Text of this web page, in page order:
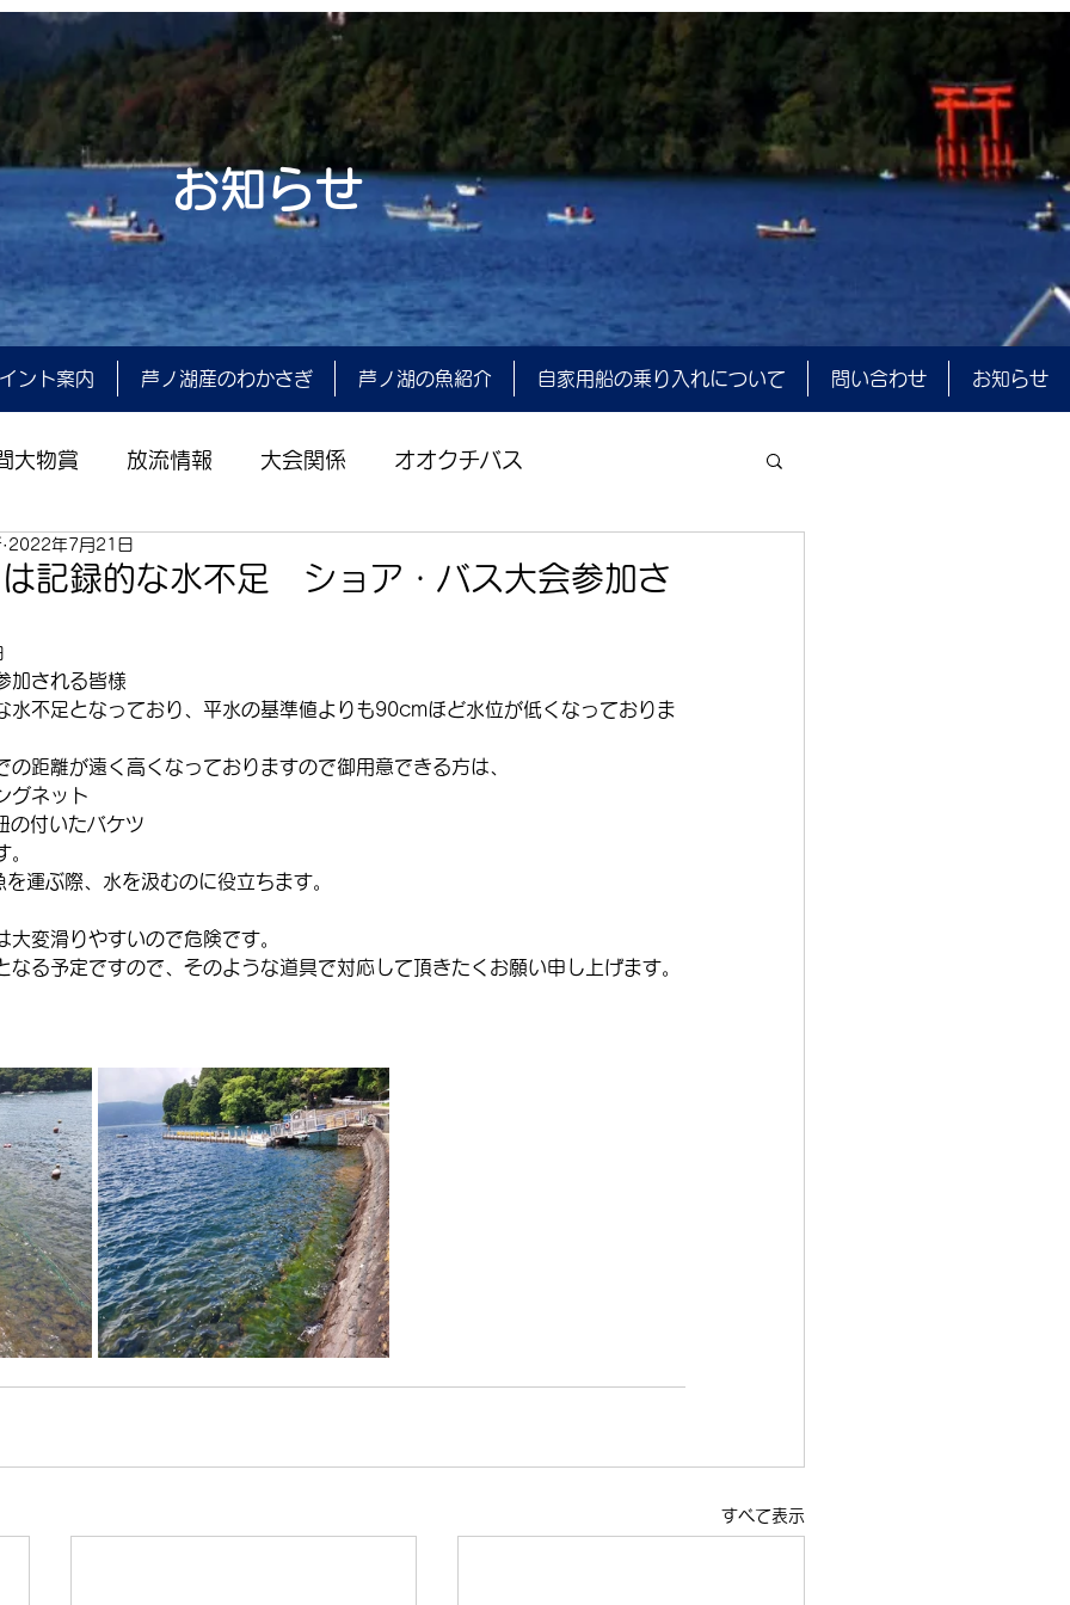
お知らせ
ント案内 芦ノ湖産のわかさぎ 芦ノ湖の魚紹介 自家用船の乗り入れについて 問い合わせ お知らせ
大物賞 放流情報 大会関係 オオクチバス
記録的な水不足 ショア・バス大会参加さ
2022年7月21日
加される皆様
水不足となっており、平水の基準値よりも90cmほど水位が低くなっておりま
の距離が遠く高くなっておりますので御用意できる方は、
グネット
付いたバケツ
。
運ぶ際、水を汲むのに役立ちます。
変滑りやすいので危険です。
なる予定ですので、そのような道具で対応して頂きたくお願い申し上げます。
すべて表示